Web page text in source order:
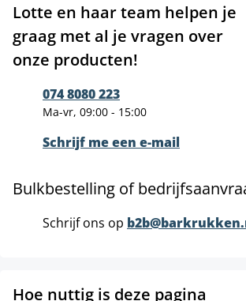
Lotte en haar team helpen je
graag met al je vragen over
onze producten!
074 8080 223
Ma-vr, 09:00 - 15:00
Schrijf me een e-mail
Bulkbestelling of
Schrijf ons op
Hoe nuttig is deze pagina